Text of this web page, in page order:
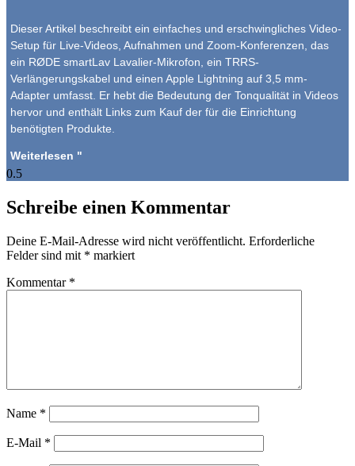
Dieser Artikel beschreibt ein einfaches und erschwingliches Video-
Setup für Live-Videos, Aufnahmen und Zoom-Konferenzen, das
ein RØDE smartLav Lavalier-Mikrofon, ein TRRS-
Verlängerungskabel und einen Apple Lightning auf 3,5 mm-
Adapter umfasst. Er hebt die Bedeutung der Tonqualität in Videos
hervor und enthält Links zum Kauf der für die Einrichtung
benötigten Produkte.
Weiterlesen "
Schreibe einen Kommentar
Deine E-Mail-Adresse wird nicht veröffentlicht. Erforderliche
Felder sind mit * markiert
Kommentar *
Name *
E-Mail *